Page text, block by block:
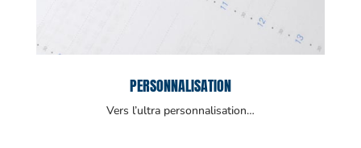
PERSONNALISATION
Vers l’ultra personnalisation…